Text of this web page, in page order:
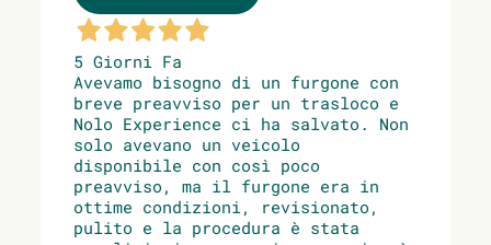
5 Giorni Fa
Avevamo bisogno di un furgone con
breve preavviso per un trasloco e
Nolo Experience ci ha salvato. Non
solo avevano un veicolo
disponibile con così poco
preavviso, ma il furgone era in
ottime condizioni, revisionato,
pulito e la procedura è stata